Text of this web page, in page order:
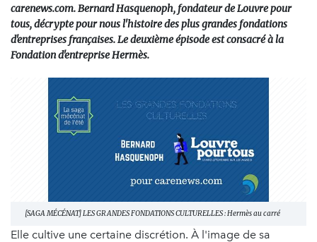
carenews.com. Bernard Hasquenoph, fondateur de Louvre pour
tous, décrypte pour nous l'histoire des plus grandes fondations
d'entreprises françaises. Le deuxième épisode est consacré à la
Fondation d'entreprise Hermès.
[SAGA MÉCÉNAT] LES GRANDES FONDATIONS CULTURELLES : Hermès au carré
Elle cultive une certaine discrétion. À l'image de sa